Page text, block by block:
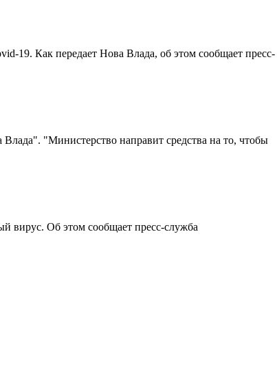
19. Как передает Нова Влада, об этом сообщает пресс-
"Министерство направит средства на то, чтобы
вирус. Об этом сообщает пресс-служба